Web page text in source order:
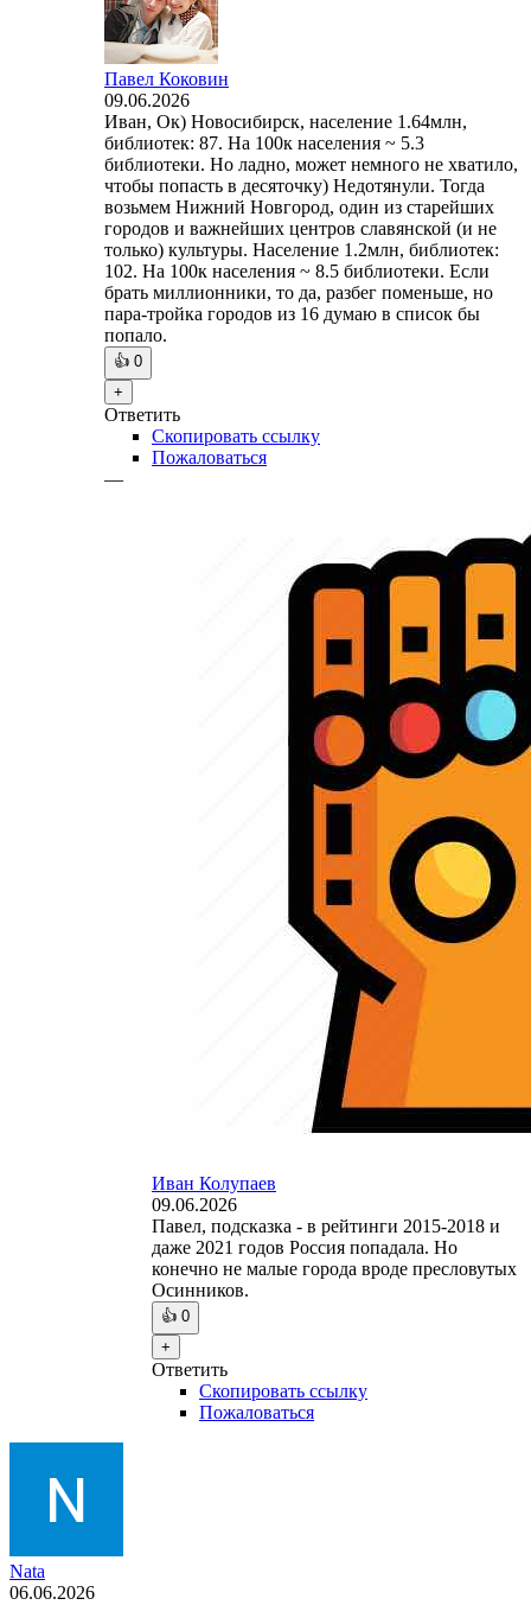
Павел Коковин
09.06.2026
Иван, Ок) Новосибирск, население 1.64млн,
библиотек: 87. На 100к населения ~ 5.3
библиотеки. Но ладно, может немного не хватило,
чтобы попасть в десяточку) Недотянули. Тогда
возьмем Нижний Новгород, один из старейших
городов и важнейших центров славянской (и не
только) культуры. Население 1.2млн, библиотек:
102. На 100к населения ~ 8.5 библиотеки. Если
брать миллионники, то да, разбег поменьше, но
пара-тройка городов из 16 думаю в список бы
попало.
👍 0
+
Ответить
Скопировать ссылку
Пожаловаться
—
Иван Колупаев
09.06.2026
Павел, подсказка - в рейтинги 2015-2018 и
даже 2021 годов Россия попадала. Но
конечно не малые города вроде пресловутых
Осинников.
👍 0
+
Ответить
Скопировать ссылку
Пожаловаться
Nata
06.06.2026